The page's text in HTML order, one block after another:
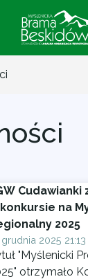
na
2025
2025 21:13
"Myślenicki
otrzymało